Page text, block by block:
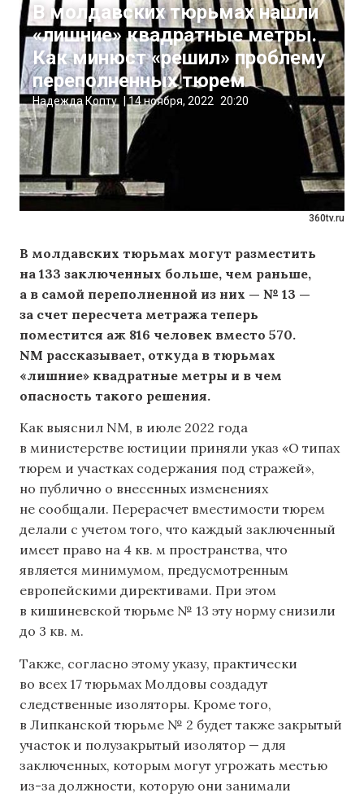
360tv.ru
В молдавских тюрьмах нашли
«лишние» квадратные метры.
Как минюст «решил» проблему
переполненных тюрем
Надежда Копту 14 ноября, 2022 20:20
В молдавских тюрьмах могут разместить
на 133 заключенных больше, чем раньше,
а в самой переполненной из них — № 13 —
за счет пересчета метража теперь
поместится аж 816 человек вместо 570.
NM рассказывает, откуда в тюрьмах
«лишние» квадратные метры и в чем
опасность такого решения.
Как выяснил NM, в июле 2022 года
в министерстве юстиции приняли указ «О типах
тюрем и участках содержания под стражей»,
но публично о внесенных изменениях
не сообщали. Перерасчет вместимости тюрем
делали с учетом того, что каждый заключенный
имеет право на 4 кв. м пространства, что
является минимумом, предусмотренным
европейскими директивами. При этом
в кишиневской тюрьме № 13 эту норму снизили
до 3 кв. м.
Также, согласно этому указу, практически
во всех 17 тюрьмах Молдовы создадут
следственные изоляторы. Кроме того,
в Липканской тюрьме № 2 будет также закрытый
участок и полузакрытый изолятор — для
заключенных, которым могут угрожать местью
из-за должности, которую они занимали